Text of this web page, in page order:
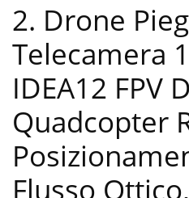
2. Drone
Telecamera
IDEA12 FPV
Quadcopter
Flusso